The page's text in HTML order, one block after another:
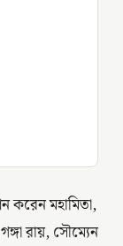
করেন মহামিতা,
রায়, সৌম্যেন